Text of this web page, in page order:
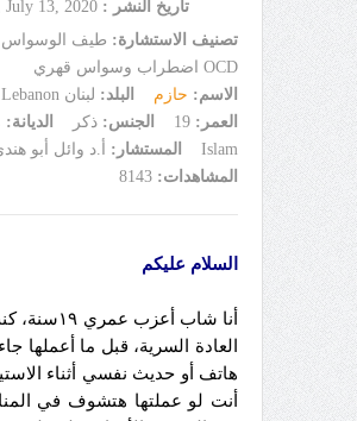
تاريخ النشر : July 13, 2020
تصنيف الاستشارة:
OCD اضطراب وسواس قهري
الاسم: حازم البلد: لبنان Lebanon
العمر: 19 الجنس: ذكر الديانة:
Islam
المستشار:
أ.د وائل أبو
المشاهدات: 8143
السلام عليكم
أنا شاب أعزب
العادة السرية، قبل ما أعملها
هاتف أو حديث نفسي أثناء
أنت لو عملتها هتشوف في